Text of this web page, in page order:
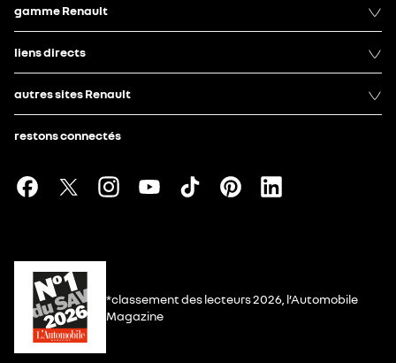
gamme Renault
liens directs
autres sites Renault
restons connectés
*classement des lecteurs 2026, l’Automobile
Magazine